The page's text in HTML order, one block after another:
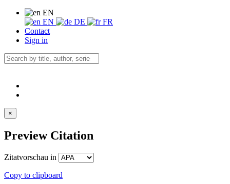
EN
EN
DE
FR
Contact
Sign in
×
Preview Citation
Zitatvorschau in
Copy to clipboard